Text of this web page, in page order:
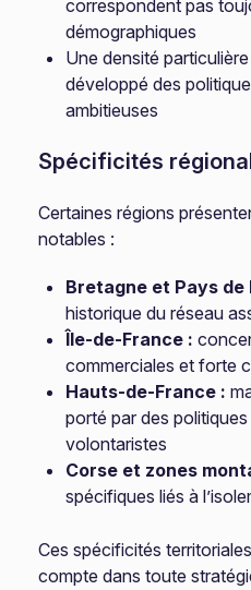
correspondent pas
démographiques
Une densité
développé des
ambitieuses
Spécificités
Certaines régions
notables :
Bretagne et Pays de
historique du réseau
Île-de-France :
commerciales et forte
Hauts-de-France :
porté par des
volontaristes
Corse et zones
spécifiques liés à
Ces spécificités
compte dans toute